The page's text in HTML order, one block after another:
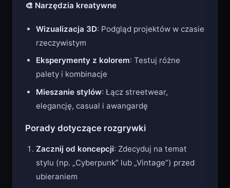
🎨 Narzędzia kreatywne
Wizualizacja 3D: Podgląd projektów w czasie
rzeczywistym
Eksperymenty z kolorem: Testuj różne
palety i kombinacje
Mieszanie stylów: Łącz streetwear,
elegancję, casual i awangardę
Porady dotyczące rozgrywki
Zacznij od koncepcji: Zdecyduj na temat
stylu (np. „Cyberpunk” lub „Vintage”) przed
ubieraniem